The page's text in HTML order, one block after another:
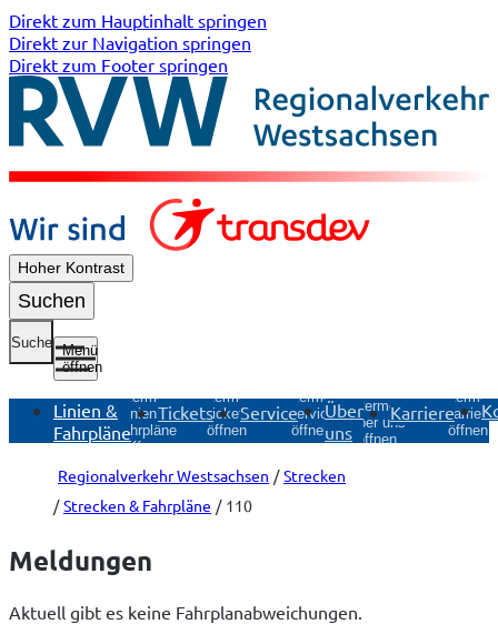
Direkt zum Hauptinhalt springen
Direkt zur Navigation springen
Direkt zum Footer springen
Hoher Kontrast
Suchen
Suche
Menü
öffnen
Linien &
Fahrpläne
Untermenü
Linien &
Fahrpläne
öffnen
Tickets
Untermenü
Tickets
öffnen
Service
Untermenü
Service
öffnen
Über
uns
Untermenü
Über uns
öffnen
KarriereKarriere
öffnen
Regionalverkehr Westsachsen
Strecken
Strecken & Fahrpläne
110
Meldungen
Aktuell gibt es keine Fahrplanabweichungen.